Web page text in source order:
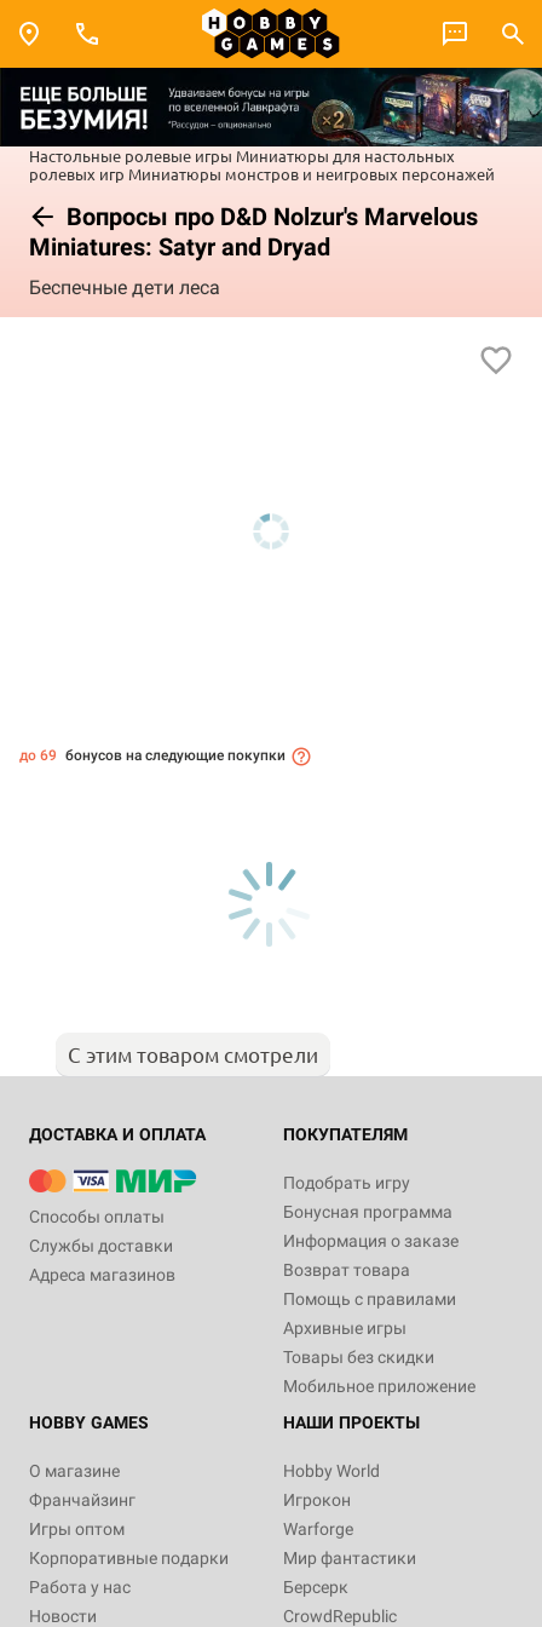
Настольные ролевые игры Миниатюры для настольных
ролевых игр Миниатюры монстров и неигровых персонажей
Вопросы про D&D Nolzur's Marvelous
Miniatures: Satyr and Dryad
Беспечные дети леса
до 69 бонусов на следующие покупки
С этим товаром смотрели
ДОСТАВКА И ОПЛАТА
Способы оплаты
Службы доставки
Адреса магазинов
ПОКУПАТЕЛЯМ
Подобрать игру
Бонусная программа
Информация о заказе
Возврат товара
Помощь с правилами
Архивные игры
Товары без скидки
Мобильное приложение
HOBBY GAMES
О магазине
Франчайзинг
Игры оптом
Корпоративные подарки
Работа у нас
Новости
НАШИ ПРОЕКТЫ
Hobby World
Игрокон
Warforge
Мир фантастики
Берсерк
CrowdRepublic